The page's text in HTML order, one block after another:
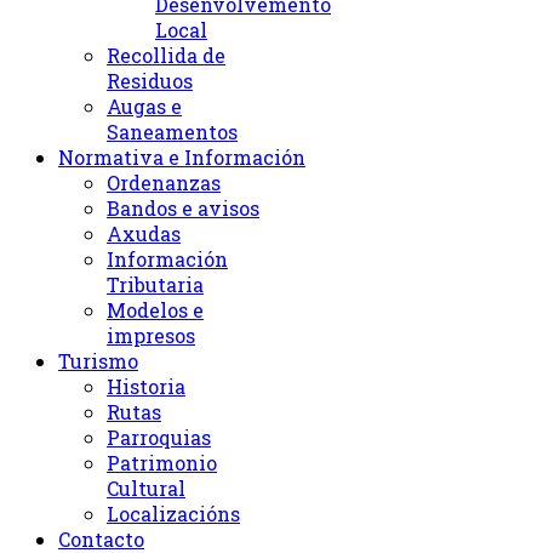
Local
Recollida de
Residuos
Augas e
Saneamentos
Normativa e Información
Ordenanzas
Bandos e avisos
Axudas
Información
Tributaria
Modelos e
impresos
Turismo
Historia
Rutas
Parroquias
Patrimonio
Cultural
Localizacións
Contacto